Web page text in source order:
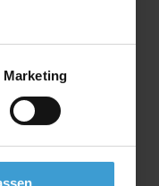
Marketing